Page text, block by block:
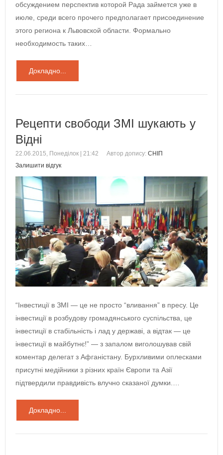
обсуждением перспектив которой Рада займется уже в
июле, среди всего прочего предполагает присоединение
этого региона к Львовской области. Формально
необходимость таких…
Докладно...
Рецепти свободи ЗМІ шукають у
Відні
22.06.2015, Понеділок | 21:42 Автор допису: СНІП
Залишити відгук
“Інвестиції в ЗМІ — це не просто “вливання” в пресу. Це
інвестиції в розбудову громадянського суспільства, це
інвестиції в стабільність і лад у державі, а відтак — це
інвестиції в майбутнє!” — з запалом виголошував свій
коментар делегат з Афганістану. Бурхливими оплесками
присутні медійники з різних країн Європи та Азії
підтвердили правдивість влучно сказаної думки.…
Докладно...